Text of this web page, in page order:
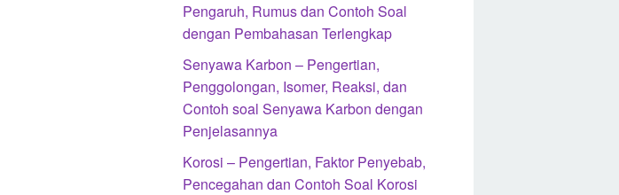
Pengaruh, Rumus dan Contoh Soal
dengan Pembahasan Terlengkap
Senyawa Karbon – Pengertian,
Penggolongan, Isomer, Reaksi, dan
Contoh soal Senyawa Karbon dengan
Penjelasannya
Korosi – Pengertian, Faktor Penyebab,
Pencegahan dan Contoh Soal Korosi